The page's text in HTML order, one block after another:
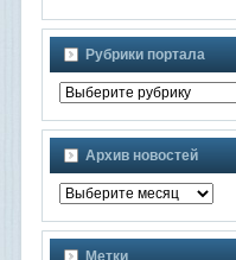
Рубрики портала
Архив новостей
Метки